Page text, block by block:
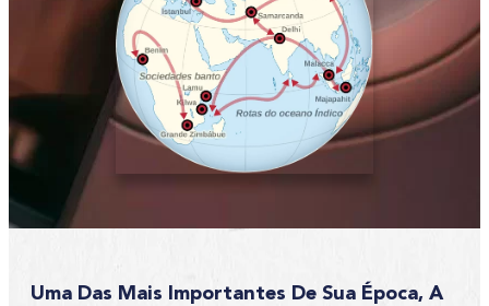
Uma Das Mais Importantes De Sua Época, A